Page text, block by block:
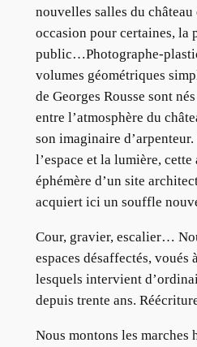
nouvelles salles du château
occasion pour certaines, la
public…Photographe-
volumes géométriques
de Georges Rousse sont
entre l’atmosphère du
son imaginaire
l’espace et la lumière,
éphémère d’un site
acquiert ici un souffle
Cour, gravier, escalier…
espaces désaffectés, voués
lesquels intervient
depuis trente ans.
Nous montons les